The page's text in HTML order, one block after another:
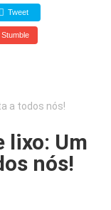
Tweet
Stumble
a todos nós!
lixo: Um
nós!